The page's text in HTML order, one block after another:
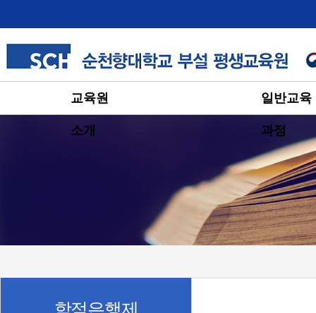
교육원
소개
일반교육
과정
학점은행제